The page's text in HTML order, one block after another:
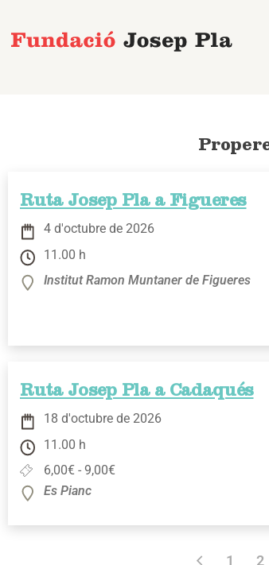
Ruta Josep Pla a Figueres
4 d'octubre de 2026
11.00 h
Institut Ramon Muntaner de Figueres
Ruta Josep Pla a Cadaqués
18 d'octubre de 2026
11.00 h
6,00€ - 9,00€
Es Pianc
1 2